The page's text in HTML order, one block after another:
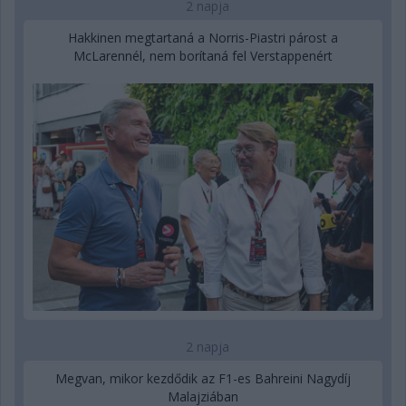
2 napja
Hakkinen megtartaná a Norris-Piastri párost a
McLarennél, nem borítaná fel Verstappenért
2 napja
Megvan, mikor kezdődik az F1-es Bahreini Nagydíj
Malajziában